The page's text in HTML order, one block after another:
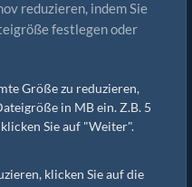
reduzieren, indem Sie
festlegen oder
Größe zu reduzieren,
in MB ein. Z.B. 5
Sie auf "Weiter".
klicken Sie auf die